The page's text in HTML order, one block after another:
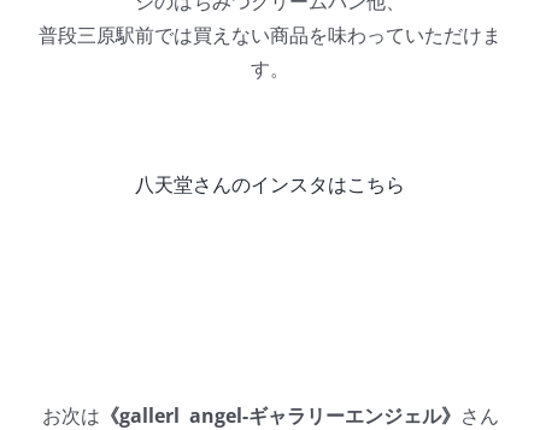
普段三原駅前では買えない商品を味わっていただけま
す。
八天堂さんのインスタはこちら
お次は 《gallerl angel-ギャラリーエンジェル》 さん